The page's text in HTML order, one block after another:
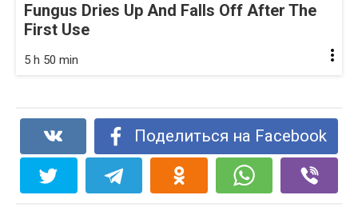
Fungus Dries Up And Falls Off After The
First Use
5 h 50 min
Поделиться на Facebook